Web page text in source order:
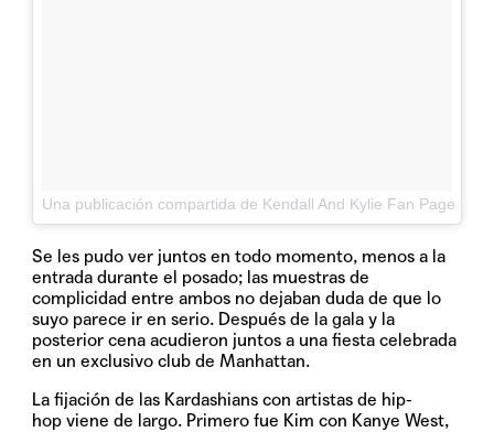
Una publicación compartida de Kendall And Kylie Fan Page
Se les pudo ver juntos en todo momento, menos a la
entrada durante el posado; las muestras de
complicidad entre ambos no dejaban duda de que lo
suyo parece ir en serio. Después de la gala y la
posterior cena acudieron juntos a una fiesta celebrada
en un exclusivo club de Manhattan.
La fijación de las Kardashians con artistas de hip-
hop viene de largo. Primero fue Kim con Kanye West,